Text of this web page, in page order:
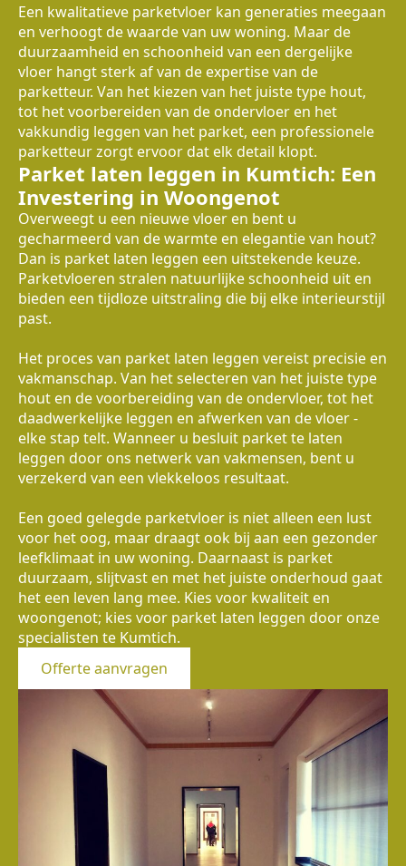
Een kwalitatieve parketvloer kan generaties meegaan
en verhoogt de waarde van uw woning. Maar de
duurzaamheid en schoonheid van een dergelijke
vloer hangt sterk af van de expertise van de
parketteur. Van het kiezen van het juiste type hout,
tot het voorbereiden van de ondervloer en het
vakkundig leggen van het parket, een professionele
parketteur zorgt ervoor dat elk detail klopt.
Parket laten leggen in Kumtich: Een
Investering in Woongenot
Overweegt u een nieuwe vloer en bent u
gecharmeerd van de warmte en elegantie van hout?
Dan is parket laten leggen een uitstekende keuze.
Parketvloeren stralen natuurlijke schoonheid uit en
bieden een tijdloze uitstraling die bij elke interieurstijl
past.
Het proces van parket laten leggen vereist precisie en
vakmanschap. Van het selecteren van het juiste type
hout en de voorbereiding van de ondervloer, tot het
daadwerkelijke leggen en afwerken van de vloer -
elke stap telt. Wanneer u besluit parket te laten
leggen door ons netwerk van vakmensen, bent u
verzekerd van een vlekkeloos resultaat.
Een goed gelegde parketvloer is niet alleen een lust
voor het oog, maar draagt ook bij aan een gezonder
leefklimaat in uw woning. Daarnaast is parket
duurzaam, slijtvast en met het juiste onderhoud gaat
het een leven lang mee. Kies voor kwaliteit en
woongenot; kies voor parket laten leggen door onze
specialisten te Kumtich.
Offerte aanvragen